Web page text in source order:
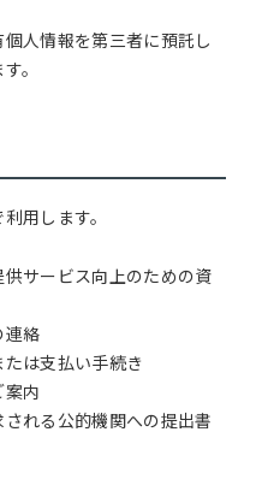
人情報を第三者に預託し
。
用します。
サービス向上のための資
連絡
は支払い手続き
案内
れる公的機関への提出書